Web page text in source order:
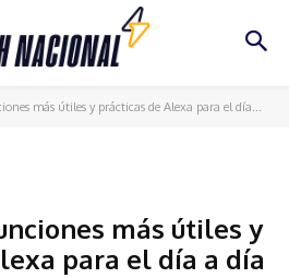
más útiles y prácticas de Alexa para el día...
más útiles y
para el día a día